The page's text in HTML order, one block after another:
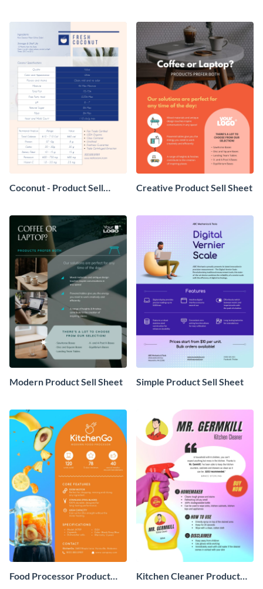
Coconut - Product Sell
Creative Product Sell Sheet
Modern Product Sell Sheet Simple Product Sell Sheet
Food Processor Product
Kitchen Cleaner Product